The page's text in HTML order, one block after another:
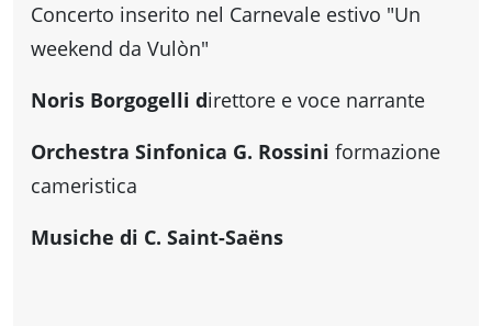
fare
Percorsi
storici
Concerto inserito nel Carnevale estivo "Un
weekend da Vulòn"
Noris Borgogelli direttore e voce narrante
Orchestra Sinfonica G. Rossini formazione
cameristica
Musiche di C. Saint-Saëns